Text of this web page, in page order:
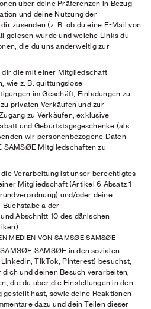
über deine Präferenzen in Bezug
und deine Nutzung der
zusenden (z. B. ob du eine E-Mail von
gelesen wurde und welche Links du
die du uns anderweitig zur
dir die mit einer Mitgliedschaft
wie z. B. quittungslose
im Geschäft, Einladungen zu
privaten Verkäufen und zur
zu Verkäufen, exklusive
und Geburtstagsgeschenke (als
wir personenbezogene Daten
SAMSØE Mitgliedschaften zu
Verarbeitung ist unser berechtigtes
Mitgliedschaft (Artikel 6 Absatz 1
und/oder deine
Buchstabe a der
Abschnitt 10 des dänischen
MEDIEN VON SAMSØE SAMSØE
SAMSØE in den sozialen
TikTok, Pinterest) besuchst,
und deinen Besuch verarbeiten,
die du über die Einstellungen in den
hast, sowie deine Reaktionen
dazu und dein Teilen dieser